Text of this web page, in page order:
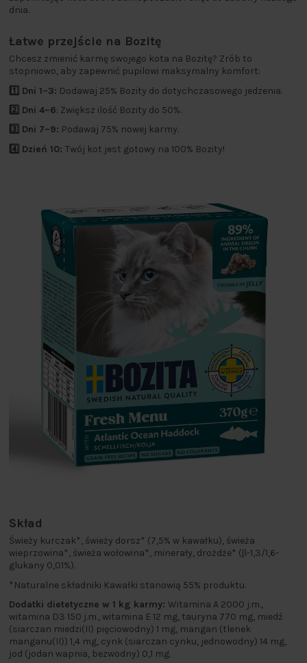
dnia.
Łatwe przejście na Bozitę
Chcesz zmienić karmę swojego kota na Bozitę? Zrób to
stopniowo, aby zapewnić pupilowi maksymalny komfort:
1️⃣ Dni 1–3: Dodawaj 25% Bozity do dotychczasowego jedzenia.
2️⃣ Dni 4–6: Zwiększ ilość Bozity do 50%.
3️⃣ Dni 7–9: Podawaj 75% nowej karmy.
4️⃣ Dzień 10: Twój kot jest gotowy na 100% Bozity!
Skład
Świeży kurczak*, świeży dorsz* (7,5% w kawałku), świeża
wieprzowina*, świeża wołowina*, minerały, drożdże* (β-1,3/1,6-
glukany 0,01%).
*Naturalne składniki Kawałki stanowią 55% produktu.
Dodatki dietetyczne w 1 kg karmy: Witamina A 2000 j.m.,
witamina D3 150 j.m., witamina E 12 mg, tauryna 770 mg, miedź
(siarczan miedzi(II) pięciowodny) 1 mg, mangan (tlenek
manganu(II)) 1,4 mg, cynk (siarczan cynku, jednowodny) 14 mg,
jod (jodan wapnia, bezwodny) 0,1 mg.